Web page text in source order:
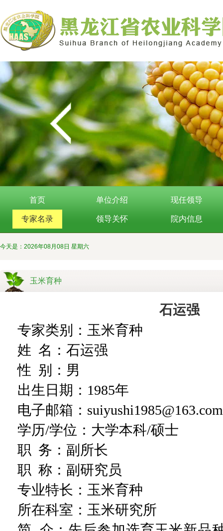
首页 单位介绍 现任领导
专家名录 领导关怀 院内信息
今天是：2026年08月08日 星期六
玉米育种
石运强
专家类别： 玉米育种
姓 名： 石运强
性 别： 男
出生日期： 1985年
电子邮箱： suiyushi1985@163.com
学历/学位： 大学本科/硕士
职 务： 副所长
职 称：副研究员
专业特长： 玉米育种
所在科室： 玉米研究所